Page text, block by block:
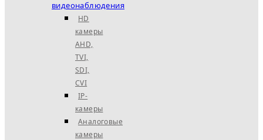
видеонаблюдения
HD
камеры
AHD,
TVI,
SDI,
CVI
IP-
камеры
Аналоговые
камеры